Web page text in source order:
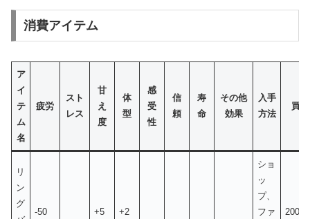
消費アイテム
ア
イ
テ
ム
名
疲労
スト
レス
甘
え
度
体
型
感
受
性
信
頼
寿
命
その他
効果
入手
方法
買値
リ
ン
グ
-50 +5 +2
ショ
ッ
プ、
ファ
200